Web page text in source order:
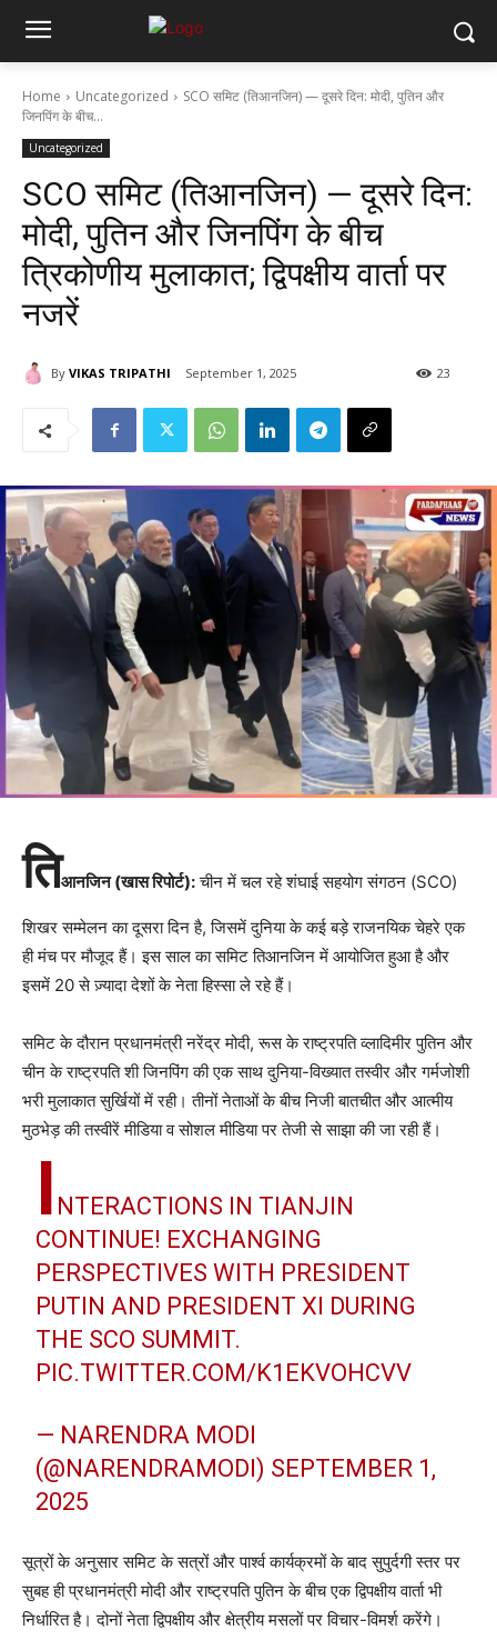
Home Uncategorized
SCO समिट (तिआनजिन) — दूसरे दिन: मोदी, पुतिन और
जिनपिंग के बीच...
Uncategorized
SCO समिट (तिआनजिन) — दूसरे दिन:
मोदी, पुतिन और जिनपिंग के बीच
त्रिकोणीय मुलाकात; द्विपक्षीय वार्ता पर
नजरें
By VIKAS TRIPATHI September 1, 2025 23
तिआनजिन (खास रिपोर्ट):चीन में चल रहे शंघाई सहयोग संगठन (SCO)
शिखर सम्मेलन का दूसरा दिन है, जिसमें दुनिया के कई बड़े राजनयिक चेहरे एक
ही मंच पर मौजूद हैं। इस साल का समिट तिआनजिन में आयोजित हुआ है और
इसमें 20 से ज़्यादा देशों के नेता हिस्सा ले रहे हैं।
समिट के दौरान प्रधानमंत्री नरेंद्र मोदी, रूस के राष्ट्रपति व्लादिमीर पुतिन और
चीन के राष्ट्रपति शी जिनपिंग की एक साथ दुनिया-विख्यात तस्वीर और गर्मजोशी
भरी मुलाकात सुर्खियों में रही। तीनों नेताओं के बीच निजी बातचीत और आत्मीय
मुठभेड़ की तस्वीरें मीडिया व सोशल मीडिया पर तेजी से साझा की जा रही हैं।
I NTERACTIONS IN TIANJIN
CONTINUE! EXCHANGING
PERSPECTIVES WITH PRESIDENT
PUTIN AND PRESIDENT XI DURING
THE SCO SUMMIT.
PIC.TWITTER.COM/K1EKVOHCVV
— NARENDRA MODI
(@NARENDRAMODI) SEPTEMBER 1,
2025
सूत्रों के अनुसार समिट के सत्रों और पार्श्व कार्यक्रमों के बाद सुपुर्दगी स्तर पर
सुबह ही प्रधानमंत्री मोदी और राष्ट्रपति पुतिन के बीच एक द्विपक्षीय वार्ता भी
निर्धारित है। दोनों नेता द्विपक्षीय और क्षेत्रीय मसलों पर विचार-विमर्श करेंगे।